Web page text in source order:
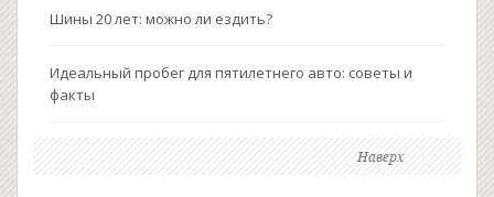
Шины 20 лет: можно ли ездить?
Идеальный пробег для пятилетнего авто: советы и
факты
Наверх